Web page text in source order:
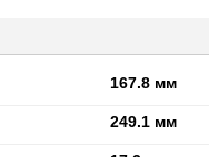
167.8 мм
249.1 мм